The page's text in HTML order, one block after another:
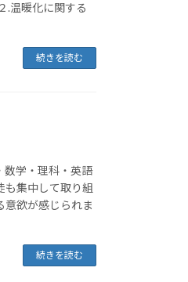
.温暖化に関する
続きを読む
数学・理科・英語
も集中して取り組
意欲が感じられま
続きを読む